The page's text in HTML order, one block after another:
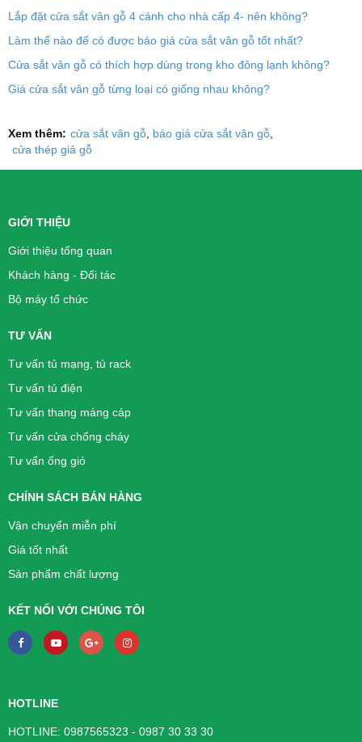
Lắp đặt cửa sắt vân gỗ 4 cánh cho nhà cấp 4- nên không?
Làm thế nào để có được báo giá cửa sắt vân gỗ tốt nhất?
Cửa sắt vân gỗ có thích hợp dùng trong kho đông lạnh không?
Giá cửa sắt vân gỗ từng loại có giống nhau không?
Xem thêm: cửa sắt vân gỗ báo giá cửa sắt vân gỗ
cửa thép giả gỗ
GIỚI THIỆU
Giới thiệu tổng quan
Khách hàng - Đối tác
Bộ máy tổ chức
TƯ VẤN
Tư vấn tủ mạng, tủ rack
Tư vấn tủ điện
Tư vấn thang máng cáp
Tư vấn cửa chống cháy
Tư vấn ống gió
CHÍNH SÁCH BÁN HÀNG
Vận chuyển miễn phí
Giá tốt nhất
Sản phẩm chất lượng
KẾT NỐI VỚI CHÚNG TÔI
HOTLINE
HOTLINE: 0987565323 - 0987 30 33 30